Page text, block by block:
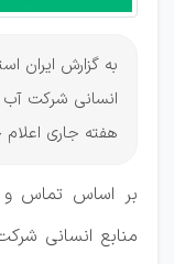
به گزارش ایران
هفته جاری
بر اساس تماس و
منابع انسانی